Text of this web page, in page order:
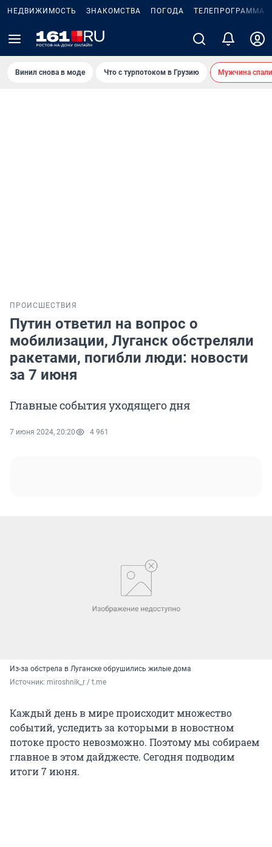
НЕДВИЖИМОСТЬ ЗНАКОМСТВА ПОГОДА ТЕЛЕПРОГРАММА
Винил снова в моде Что с турпотоком в Грузию Мужчина
ПРОИСШЕСТВИЯ
Путин ответил на вопрос о
мобилизации, Луганск обстреляли
ракетами, погибли люди: новости
за 7 июня
Главные события уходящего дня
7 июня 2024, 20:20 4 961
Из-за обстрела в Луганске обрушились жилые дома
Источник: miroshnik_r / t.me
Каждый день в мире происходит множество
событий, уследить за которыми в новостном
потоке просто невозможно. Поэтому мы собираем
главное в этом дайджесте. Сегодня подводим
итоги 7 июня.